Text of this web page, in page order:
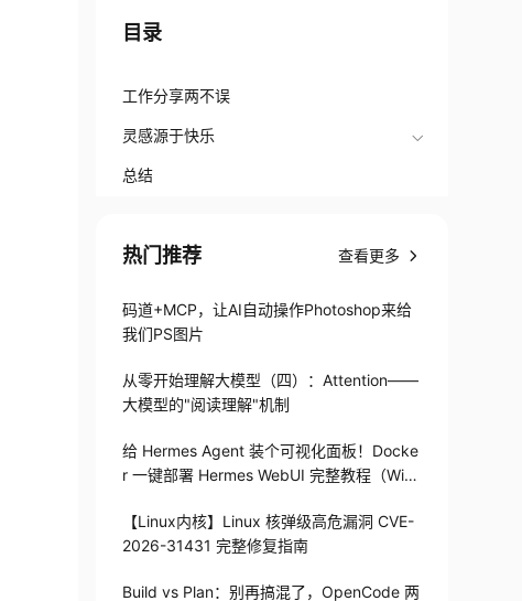
目录
工作分享两不误
灵感源于快乐
总结
热门推荐 查看更多
码道+MCP，让AI自动操作Photoshop来给
我们PS图片
从零开始理解大模型（四）：Attention——
大模型的"阅读理解"机制
给 Hermes Agent 装个可视化面板！Docke
r 一键部署 Hermes WebUI 完整教程（Win
【Linux内核】Linux 核弹级高危漏洞 CVE-
2026-31431 完整修复指南
Build vs Plan：别再搞混了，OpenCode 两